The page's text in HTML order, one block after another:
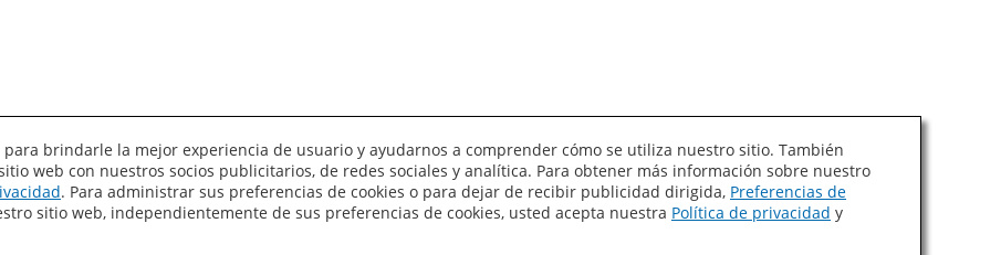
de uso Privacidad Sus preferencias de privacidad
Ley de Cadenas de Suministro de California
brindarle la mejor experiencia de usuario y ayudarnos a comprender cómo se utiliza nuestro sitio. También
web con nuestros socios publicitarios, de redes sociales y analítica. Para obtener más información sobre nuestro
. Para administrar sus preferencias de cookies o para dejar de recibir publicidad dirigida, Preferencias de
sitio web, independientemente de sus preferencias de cookies, usted acepta nuestra Política de privacidad y